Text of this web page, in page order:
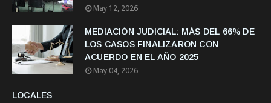
May 12, 2026
MEDIACIÓN JUDICIAL: MÁS DEL 66% DE
LOS CASOS FINALIZARON CON
ACUERDO EN EL AÑO 2025
May 04, 2026
LOCALES